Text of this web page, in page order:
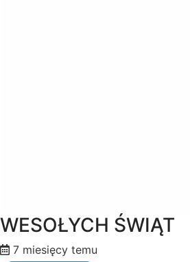
WESOŁYCH ŚWIĄT
7 miesięcy temu